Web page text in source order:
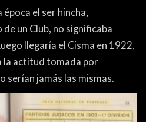
el ser hincha,
un Club, no significaba
llegaría el Cisma en 1922,
la actitud tomada por
serían jamás las mismas.